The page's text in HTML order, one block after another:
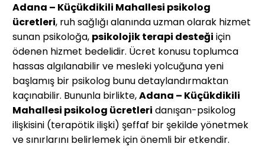
Adana – Küçükdikili Mahallesi psikolog
ücretleri, ruh sağlığı alanında uzman olarak hizmet
sunan psikoloğa, psikolojik terapi desteği için
ödenen hizmet bedelidir. Ücret konusu toplumca
hassas algılanabilir ve mesleki yolcuğuna yeni
başlamış bir psikolog bunu detaylandırmaktan
kaçınabilir. Bununla birlikte,Adana – Küçükdikili
Mahallesi psikolog ücretleri danışan-psikolog
ilişkisini (terapötik ilişki) şeffaf bir şekilde yönetmek
ve sınırlarını belirlemek için önemli bir etkendir.